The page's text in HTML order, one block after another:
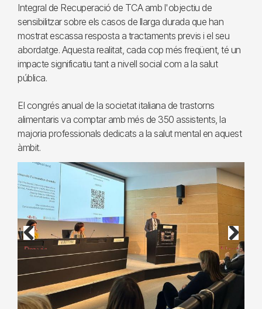
Integral de Recuperació de TCA amb l'objectiu de
sensibilitzar sobre els casos de llarga durada que han
mostrat escassa resposta a tractaments previs i el seu
abordatge. Aquesta realitat, cada cop més freqüent, té un
impacte significatiu tant a nivell social com a la salut
pública.
El congrés anual de la societat italiana de trastorns
alimentaris va comptar amb més de 350 assistents, la
majoria professionals dedicats a la salut mental en aquest
àmbit.
Previous Next